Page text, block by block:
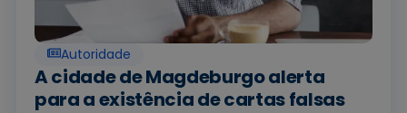
Autoridade
A cidade de Magdeburgo alerta
para a existência de cartas falsas